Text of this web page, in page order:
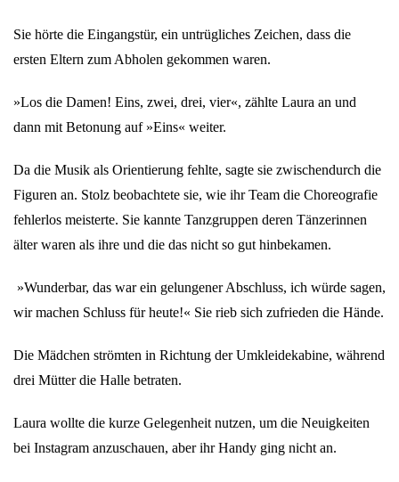
Sie hörte die Eingangstür, ein untrügliches Zeichen, dass die
ersten Eltern zum Abholen gekommen waren.
»Los die Damen! Eins, zwei, drei, vier«, zählte Laura an und
dann mit Betonung auf »Eins« weiter.
Da die Musik als Orientierung fehlte, sagte sie zwischendurch die
Figuren an. Stolz beobachtete sie, wie ihr Team die Choreografie
fehlerlos meisterte. Sie kannte Tanzgruppen deren Tänzerinnen
älter waren als ihre und die das nicht so gut hinbekamen.
»Wunderbar, das war ein gelungener Abschluss, ich würde sagen,
wir machen Schluss für heute!« Sie rieb sich zufrieden die Hände.
Die Mädchen strömten in Richtung der Umkleidekabine, während
drei Mütter die Halle betraten.
Laura wollte die kurze Gelegenheit nutzen, um die Neuigkeiten
bei Instagram anzuschauen, aber ihr Handy ging nicht an.